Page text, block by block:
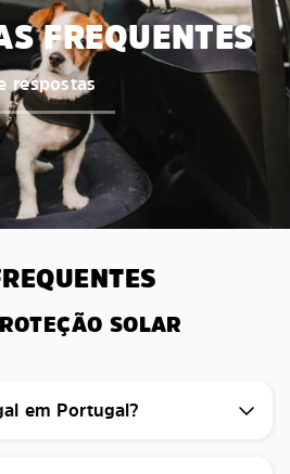
FREQUENTES
respostas
SOLAR
em Portugal?